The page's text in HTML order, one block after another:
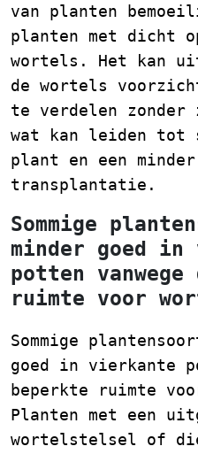
van planten
planten met dicht
wortels. Het kan
de wortels
te verdelen zonder
wat kan leiden tot
plant en een
transplantatie.
Sommige
minder goed in
potten
ruimte voor
Sommige
goed in vierkante
beperkte ruimte
Planten met een
wortelstelsel of